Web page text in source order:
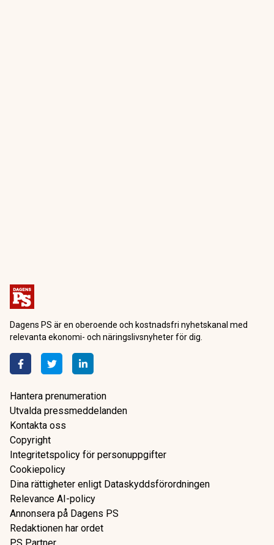
Dagens PS är en oberoende och kostnadsfri nyhetskanal med
relevanta ekonomi- och näringslivsnyheter för dig.
Hantera prenumeration
Utvalda pressmeddelanden
Kontakta oss
Copyright
Integritetspolicy för personuppgifter
Cookiepolicy
Dina rättigheter enligt Dataskyddsförordningen
Relevance AI-policy
Annonsera på Dagens PS
Redaktionen har ordet